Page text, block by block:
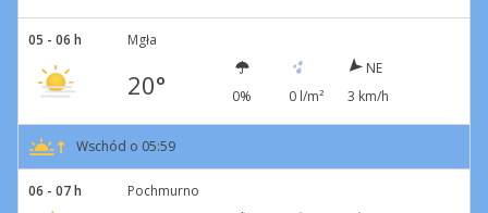
05 - 06 h Mgła
20° 0% 0 l/m²
NE
3 km/h
Wschód o 05:59
06 - 07 h Pochmurno